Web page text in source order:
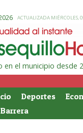
ACTUALIZADA MIÉRCOLES,
en el municipio desde
Deportes